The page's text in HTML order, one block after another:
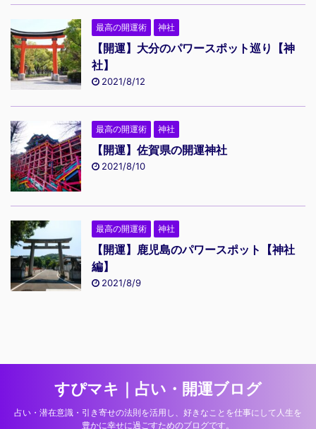
最高の開運術 神社
【開運】大分のパワースポット巡り【神
社】
2021/8/12
最高の開運術 神社
【開運】佐賀県の開運神社
2021/8/10
最高の開運術 神社
【開運】鹿児島のパワースポット【神社
編】
2021/8/9
すぴマキ｜占い・開運ブログ
占い・潜在意識・引き寄せの法則を活用し、好きなことを仕事にして人生を
豊かに幸せに過ごすためのブログです。